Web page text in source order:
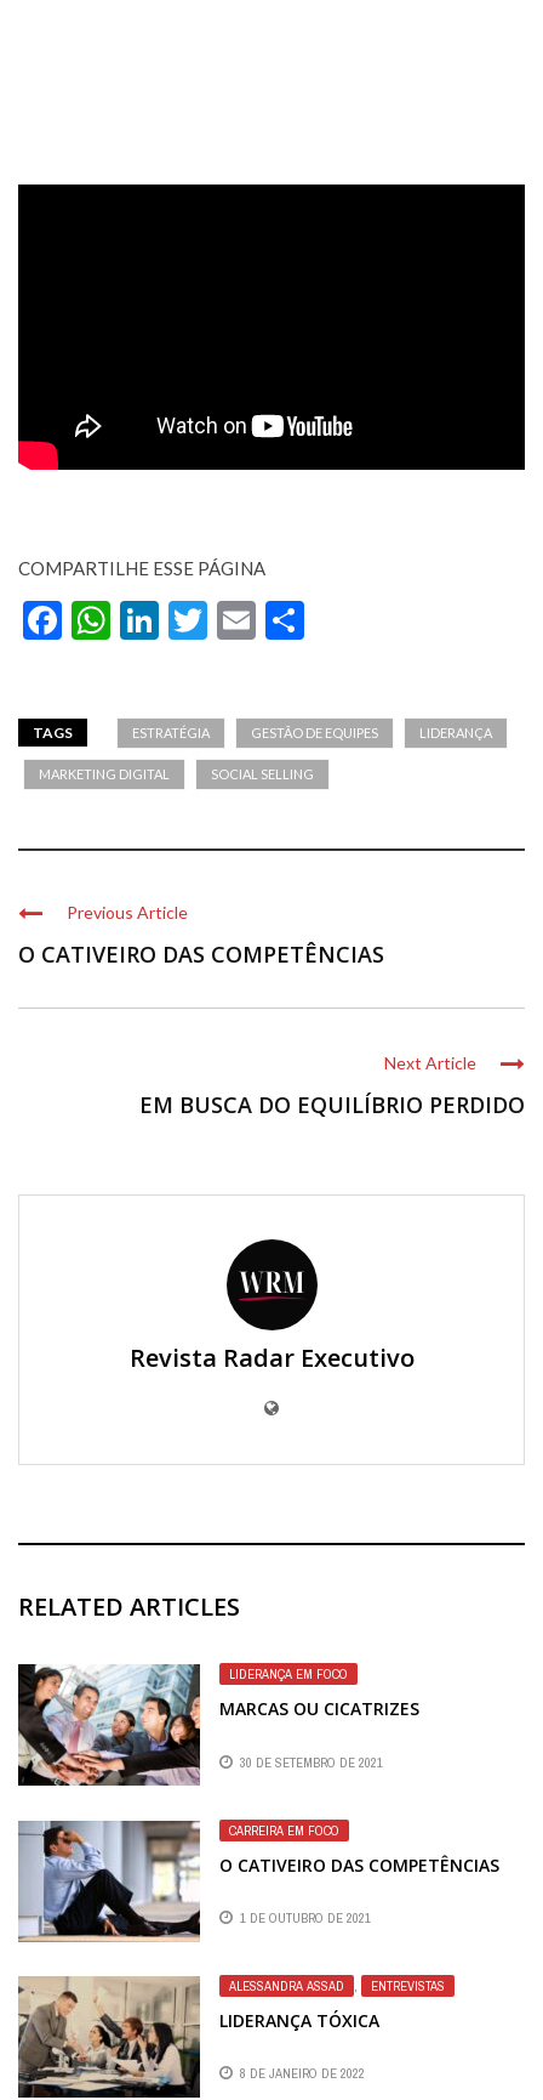
COMPARTILHE ESSE PÁGINA
Facebook
WhatsApp
LinkedIn
Twitter
Email
TAGS ESTRATÉGIA GESTÃO DE EQUIPES LIDERANÇA
MARKETING DIGITAL SOCIAL SELLING
Previous Article
O CATIVEIRO DAS COMPETÊNCIAS
Next Article
EM BUSCA DO EQUILÍBRIO PERDIDO
Revista Radar Executivo
RELATED ARTICLES
LIDERANÇA EM FOCO
MARCAS OU CICATRIZES
30 DE SETEMBRO DE 2021
CARREIRA EM FOCO
O CATIVEIRO DAS COMPETÊNCIAS
1 DE OUTUBRO DE 2021
ALESSANDRA ASSAD , ENTREVISTAS
LIDERANÇA TÓXICA
8 DE JANEIRO DE 2022